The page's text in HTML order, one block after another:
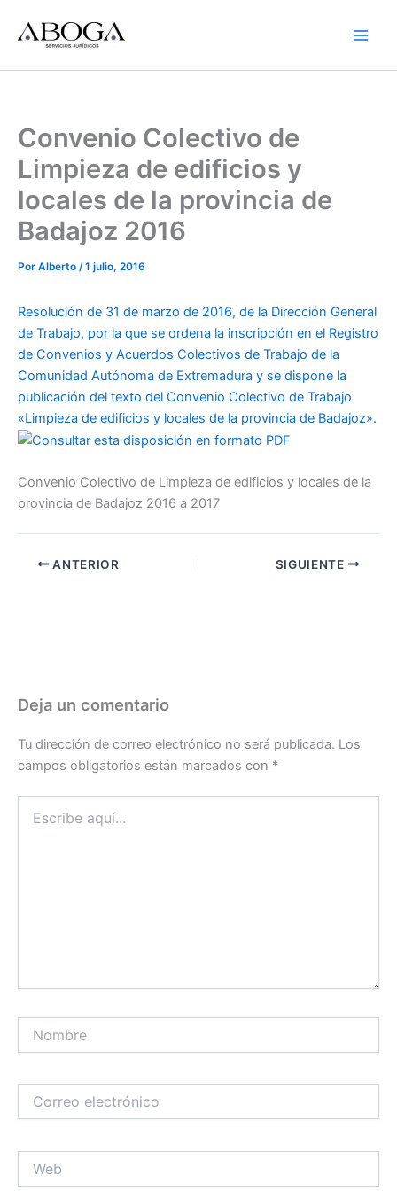
contenido
Convenio Colectivo de
Limpieza de edificios y
locales de la provincia de
Badajoz 2016
Por Alberto /1 julio, 2016
Resolución de 31 de marzo de 2016, de la Dirección General
de Trabajo, por la que se ordena la inscripción en el Registro
de Convenios y Acuerdos Colectivos de Trabajo de la
Comunidad Autónoma de Extremadura y se dispone la
publicación del texto del Convenio Colectivo de Trabajo
«Limpieza de edificios y locales de la provincia de Badajoz».
Convenio Colectivo de Limpieza de edificios y locales de la
provincia de Badajoz 2016 a 2017
ANTERIOR SIGUIENTE
Deja un comentario
Tu dirección de correo electrónico no será publicada. Los
campos obligatorios están marcados con *
aquí...
electrónico